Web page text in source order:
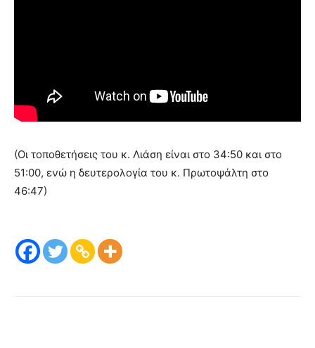
(Οι τοποθετήσεις του κ. Λιάση είναι στο 34:50 και στο
51:00, ενώ η δευτερολογία του κ. Πρωτοψάλτη στο
46:47)